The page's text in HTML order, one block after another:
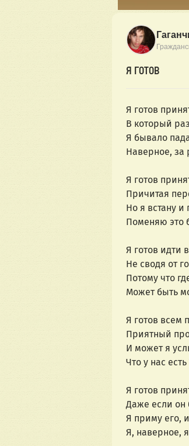
Я ГОТОВ
Я готов
В который
Я бывало
Наверное, за
Я готов
Причитая
Но я встану и
Поменяю это
Я готов идти
Не сводя от
Потому что
Может быть
Я готов всем
Приятный
И может я
Что у нас
Я готов
Даже если он
Я приму его,
Я, наверное,